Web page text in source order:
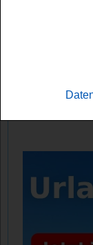
Hilcona
Apple
und vieles